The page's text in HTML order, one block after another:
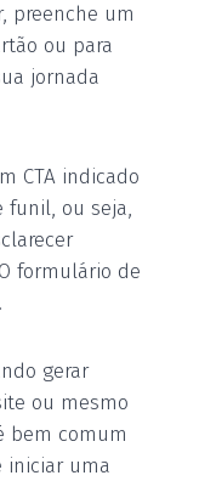
preenche um
ou para
jornada
CTA indicado
funil, ou seja,
formulário de
gerar
ou mesmo
bem comum
iniciar uma